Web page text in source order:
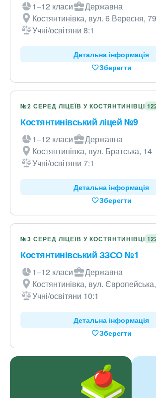
1–12 класи
Державна
Костянтинівка, вул. 6 Вересня, 79
Учні/освітяни 8:1
Детальна інформація
Зберегти
№2 СЕРЕД ЛІЦЕЇВ У КОСТЯНТИНІВЦІ
Костянтинівський ліцей №9
1–12 класи
Державна
Костянтинівка, вул. Братська, 14
Учні/освітяни 7:1
Детальна інформація
Зберегти
№3 СЕРЕД ЛІЦЕЇВ У КОСТЯНТИНІВЦІ
Костянтинівський ЗЗСО №1
1–12 класи
Державна
Костянтинівка, вул.
Учні/освітяни 10:1
Детальна інформація
Зберегти